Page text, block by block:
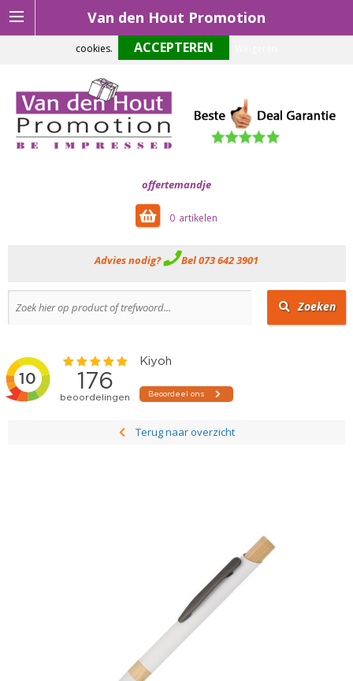
Van den Hout Promotion
offertemandje
0
Advies nodig? Bel 073 642 3901
Zoeken
Terug naar overzicht
Om onze website optimaal te laten functioneren maken wij gebruik van
cookies.